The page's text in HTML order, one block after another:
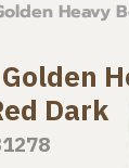
Heavy
Dark